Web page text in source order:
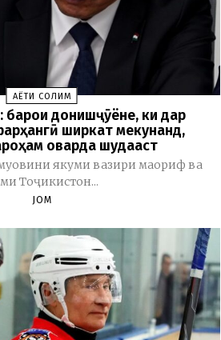
ҲАЁТИ СОЛИМ
барои донишҷӯёне, ки дар
ширкат мекунанд,
оварда шудааст
якуми вазири маориф ва
Тоҷикистон...
JOM